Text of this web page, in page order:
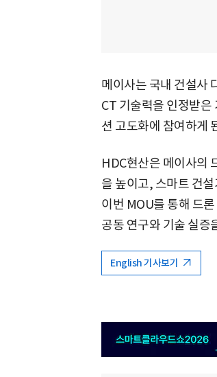
메이사는 국내 건설사
CT 기술력을 인정받은
션 고도화에 참여하게
HDC현산은 메이사의
을 높이고, 스마트 건
이번 MOU를 통해 드
공동 연구와 기술 실증
English 기사보기